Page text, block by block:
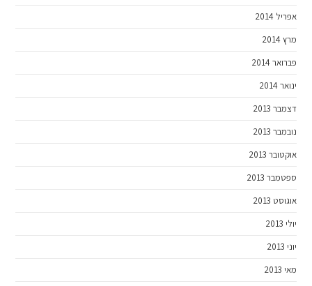
אפריל 2014
מרץ 2014
פברואר 2014
ינואר 2014
דצמבר 2013
נובמבר 2013
אוקטובר 2013
ספטמבר 2013
אוגוסט 2013
יולי 2013
יוני 2013
מאי 2013